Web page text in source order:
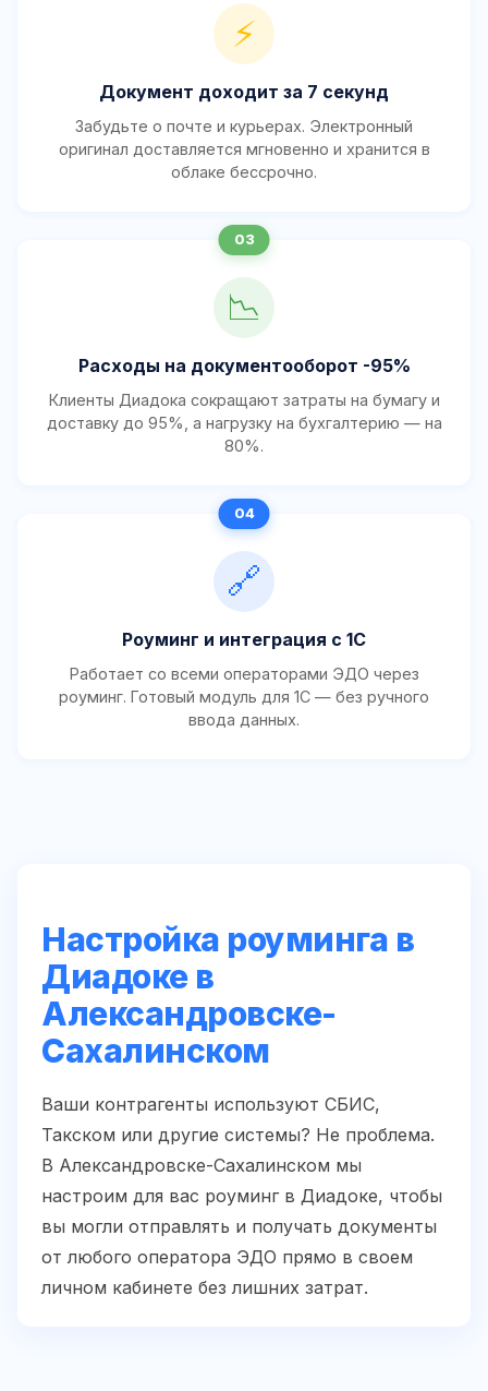
⚡
Документ доходит за 7 секунд
Забудьте о почте и курьерах. Электронный
оригинал доставляется мгновенно и хранится в
облаке бессрочно.
📉
Расходы на документооборот -95%
Клиенты Диадока сокращают затраты на бумагу и
доставку до 95%, а нагрузку на бухгалтерию — на
80%.
🔗
Роуминг и интеграция с 1С
Работает со всеми операторами ЭДО через
роуминг. Готовый модуль для 1С — без ручного
ввода данных.
Настройка роуминга в
Диадоке в
Александровске-
Сахалинском
Ваши контрагенты используют СБИС,
Такском или другие системы? Не проблема.
В Александровске-Сахалинском мы
настроим для вас роуминг в Диадоке, чтобы
вы могли отправлять и получать документы
от любого оператора ЭДО прямо в своем
личном кабинете без лишних затрат.